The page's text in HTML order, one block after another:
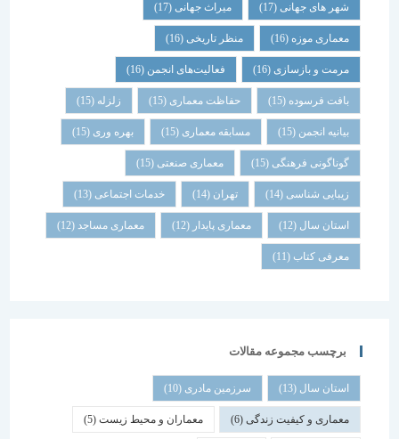
شهر های جهانی(17) میراث جهانی(17)
معماری موزه(16) منظر تاریخی (16)
مرمت و بازسازی(16) فعالیت‌های انجمن(16)
بافت فرسوده (15) حفاظت معماری (15) زلزله
بیانیه انجمن(15) مسابقه معماری (15) بهره وری(15)
گوناگونی فرهنگی (15) معماری صنعتی(15)
زیبایی شناسی (14) تهران خدمات اجتماعی (13)
استان سال(12) معماری پایدار (12) معماری مساجد(12)
معرفی کتاب(11)
برچسب مجموعه مقالات
استان سال(13) سرزمین مادری(10)
معماری و کیفیت زندگی(6) معماران و محیط زیست(5)